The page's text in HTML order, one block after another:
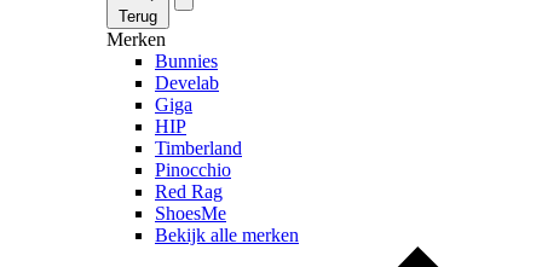
Terug
Merken
Bunnies
Develab
Giga
HIP
Timberland
Pinocchio
Red Rag
ShoesMe
Bekijk alle merken